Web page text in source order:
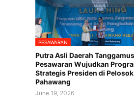
PESAWARAN
Putra Asli Daerah
Pesawaran Wujudkan
Strategis Presiden di
Pahawang
June 19, 2026